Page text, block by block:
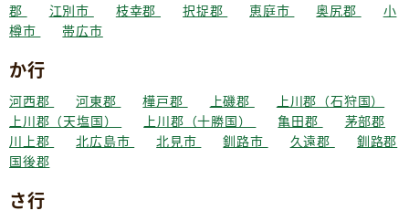
郡
江別市 枝幸郡 択捉郡 恵庭市 奥尻郡
小
樽市
帯広市
か行
河西郡 河東郡 樺戸郡 上磯郡
上川郡（石狩国）
上川郡（天塩国）
上川郡（十勝国） 亀田郡
茅部郡
川上郡
北広島市 北見市 釧路市 久遠郡
釧路郡
国後郡
さ行